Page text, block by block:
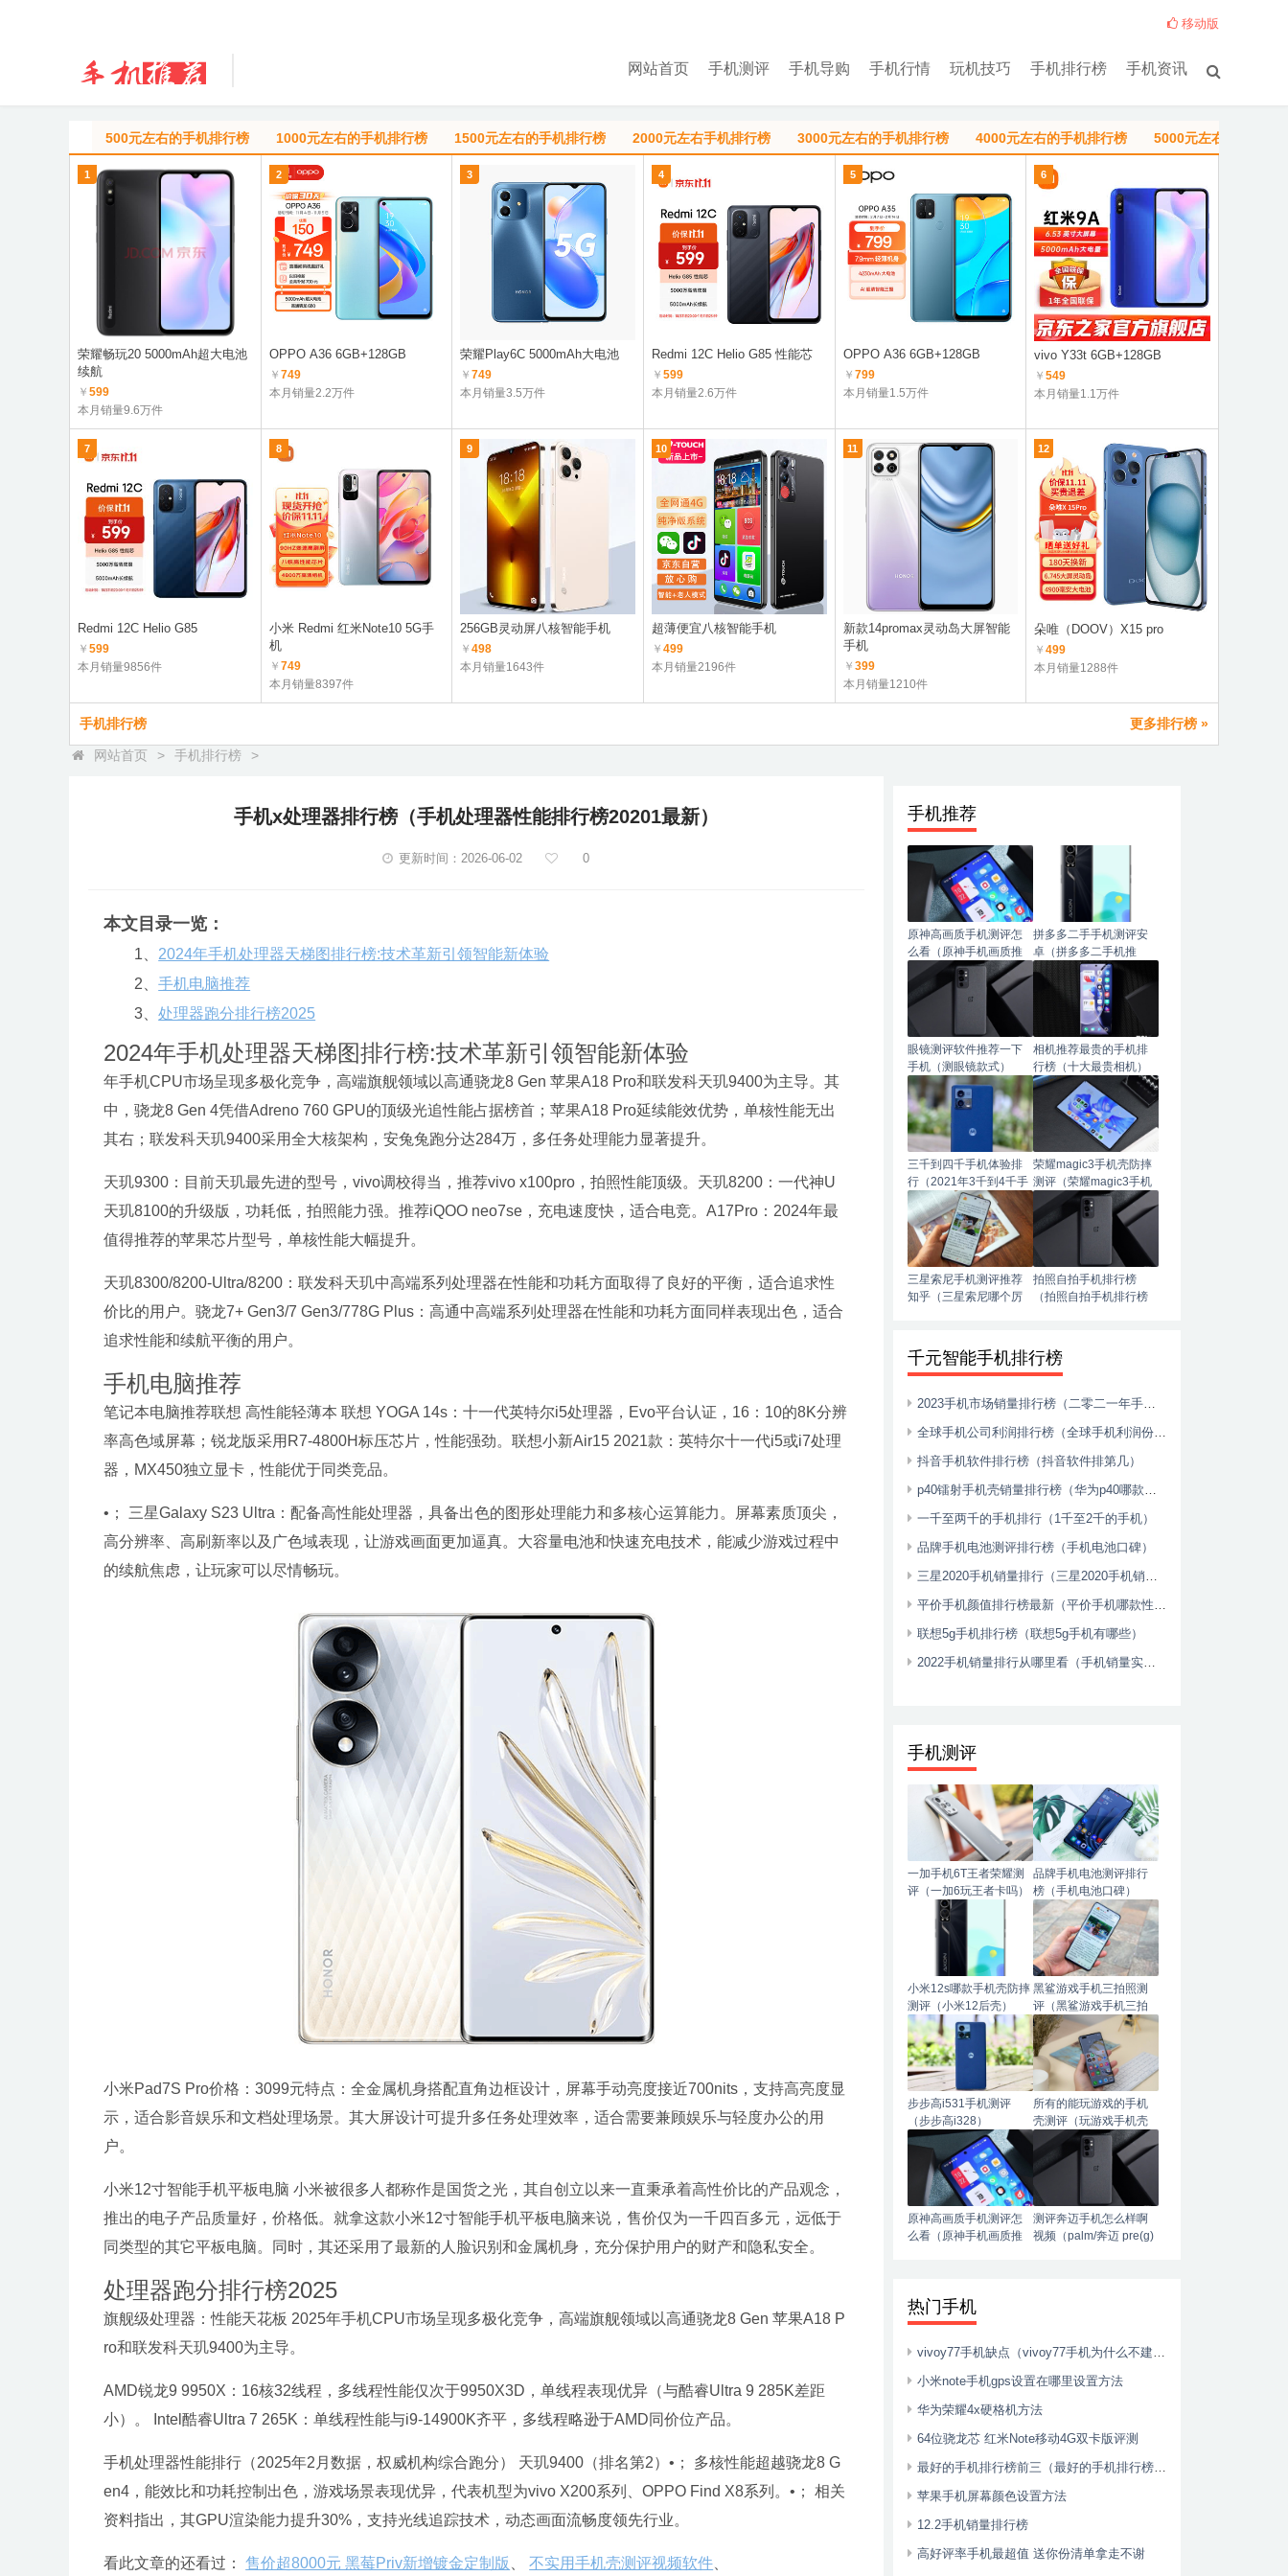
网站首页 手机测评 手机导购 手机行情 玩机技巧 手机排行榜 手机资讯
移动版
500元左右的手机排行榜 1000元左右的手机排行榜 1500元左右的手机排行榜 2000元左右手机排行榜 3000元左右的手机排行榜 4000元左右的手机排行榜 5000元左右的手机排
1
荣耀畅玩20 5000mAh超大电池
续航
￥ 599
本月销量9.6万件
2
OPPO A36 6GB+128GB
￥ 749
本月销量2.2万件
3
荣耀Play6C 5000mAh大电池
￥749
本月销量3.5万件
4
Redmi 12C Helio G85 性能芯
￥ 599
本月销量2.6万件
5
OPPO A36 6GB+128GB
￥ 799
本月销量1.5万件
6
vivo Y33t 6GB+128GB
￥549
本月销量1.1万件
7
Redmi 12C Helio G85
￥ 599
本月销量9856件
8
小米 Redmi 红米Note10 5G手
机
￥ 749
本月销量8397件
9
256GB灵动屏八核智能手机
￥498
本月销量1643件
10
超薄便宜八核智能手机
￥ 499
本月销量2196件
11
新款14promax灵动岛大屏智能
手机
￥ 399
本月销量1210件
12
朵唯（DOOV）X15 pro
￥499
本月销量1288件
手机排行榜 更多排行榜 »
网站首页 > 手机排行榜 >
手机x处理器排行榜（手机处理器性能排行榜20201最新）
更新时间：2026-06-02 0
本文目录一览：
1、 2024年手机处理器天梯图排行榜:技术革新引领智能新体验
2、手机电脑推荐
3、处理器跑分排行榜2025
2024年手机处理器天梯图排行榜:技术革新引领智能新体验
年手机CPU市场呈现多极化竞争，高端旗舰领域以高通骁龙8 Gen 苹果A18 Pro和联发科天玑9400为主导。其
中，骁龙8 Gen 4凭借Adreno 760 GPU的顶级光追性能占据榜首；苹果A18 Pro延续能效优势，单核性能无出
其右；联发科天玑9400采用全大核架构，安兔兔跑分达284万，多任务处理能力显著提升。
天玑9300：目前天玑最先进的型号，vivo调校得当，推荐vivo x100pro，拍照性能顶级。天玑8200：一代神U
天玑8100的升级版，功耗低，拍照能力强。推荐iQOO neo7se，充电速度快，适合电竞。A17Pro：2024年最
值得推荐的苹果芯片型号，单核性能大幅提升。
天玑8300/8200-Ultra/8200：联发科天玑中高端系列处理器在性能和功耗方面取得了良好的平衡，适合追求性
价比的用户。骁龙7+ Gen3/7 Gen3/778G Plus：高通中高端系列处理器在性能和功耗方面同样表现出色，适合
追求性能和续航平衡的用户。
手机电脑推荐
笔记本电脑推荐联想 高性能轻薄本 联想 YOGA 14s：十一代英特尔i5处理器，Evo平台认证，16：10的8K分辨
率高色域屏幕；锐龙版采用R7-4800H标压芯片，性能强劲。联想小新Air15 2021款：英特尔十一代i5或i7处理
器，MX450独立显卡，性能优于同类竞品。
•； 三星Galaxy S23 Ultra：配备高性能处理器，具备出色的图形处理能力和多核心运算能力。屏幕素质顶尖，
高分辨率、高刷新率以及广色域表现，让游戏画面更加逼真。大容量电池和快速充电技术，能减少游戏过程中
的续航焦虑，让玩家可以尽情畅玩。
小米Pad7S Pro价格：3099元特点：全金属机身搭配直角边框设计，屏幕手动亮度接近700nits，支持高亮度显
示，适合影音娱乐和文档处理场景。其大屏设计可提升多任务处理效率，适合需要兼顾娱乐与轻度办公的用
户。
小米12寸智能手机平板电脑 小米被很多人都称作是国货之光，其自创立以来一直秉承着高性价比的产品观念，
推出的电子产品质量好，价格低。就拿这款小米12寸智能手机平板电脑来说，售价仅为一千四百多元，远低于
同类型的其它平板电脑。同时，其还采用了最新的人脸识别和金属机身，充分保护用户的财产和隐私安全。
处理器跑分排行榜2025
旗舰级处理器：性能天花板 2025年手机CPU市场呈现多极化竞争，高端旗舰领域以高通骁龙8 Gen 苹果A18 P
ro和联发科天玑9400为主导。
AMD锐龙9 9950X：16核32线程，多线程性能仅次于9950X3D，单线程表现优异（与酷睿Ultra 9 285K差距
小）。 Intel酷睿Ultra 7 265K：单线程性能与i9-14900K齐平，多线程略逊于AMD同价位产品。
手机处理器性能排行（2025年2月数据，权威机构综合跑分） 天玑9400（排名第2）•； 多核性能超越骁龙8 G
en4，能效比和功耗控制出色，游戏场景表现优异，代表机型为vivo X200系列、OPPO Find X8系列。•； 相关
资料指出，其GPU渲染能力提升30%，支持光线追踪技术，动态画面流畅度领先行业。
看此文章的还看过：售价超8000元 黑莓Priv新增镀金定制版 、不实用手机壳测评视频软件
手机推荐
原神高画质手机测评怎
么看（原神手机画质推
荐）
拼多多二手手机测评安
卓（拼多多二手机推
荐）
眼镜测评软件推荐一下
手机（测眼镜款式）
相机推荐最贵的手机排
行榜（十大最贵相机）
三千到四千手机体验排
行（2021年3千到4千手
机推荐）
荣耀magic3手机壳防摔
测评（荣耀magic3手机
壳推荐）
三星索尼手机测评推荐
知乎（三星索尼哪个厉
拍照自拍手机排行榜
（拍照自拍手机排行榜
千元智能手机排行榜
2023手机市场销量排行榜（二零二一年手机销量）
全球手机公司利润排行榜（全球手机利润份额2020）
抖音手机软件排行榜（抖音软件排第几）
p40镭射手机壳销量排行榜（华为p40哪款手机壳好看）
一千至两千的手机排行（1千至2千的手机）
品牌手机电池测评排行榜（手机电池口碑）
三星2020手机销量排行（三星2020手机销量排行榜前十名）
平价手机颜值排行榜最新（平价手机哪款性价比高2021）
联想5g手机排行榜（联想5g手机有哪些）
2022手机销量排行从哪里看（手机销量实时排行）
手机测评
一加手机6T王者荣耀测
评（一加6玩王者卡吗）
品牌手机电池测评排行
榜（手机电池口碑）
小米12s哪款手机壳防摔
测评（小米12后壳）
黑鲨游戏手机三拍照测
评（黑鲨游戏手机三拍
照测评怎么样）
步步高i531手机测评
（步步高i328）
所有的能玩游戏的手机
壳测评（玩游戏手机壳
哪种材质手感好）
原神高画质手机测评怎
么看（原神手机画质推
测评奔迈手机怎么样啊
视频（palm/奔迈 pre(g)
热门手机
vivoy77手机缺点（vivoy77手机为什么不建议入手）
小米note手机gps设置在哪里设置方法
华为荣耀4x硬格机方法
64位骁龙芯 红米Note移动4G双卡版评测
最好的手机排行榜前三（最好的手机排行榜前三名）
苹果手机屏幕颜色设置方法
12.2手机销量排行榜
高好评率手机最超值 送你份清单拿走不谢